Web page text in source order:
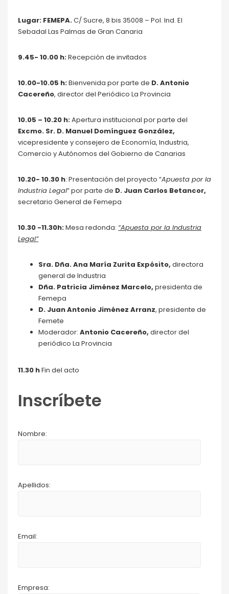
Lugar: FEMEPA.C/ Sucre, 8 bis 35008 – Pol. Ind. El
Sebadal Las Palmas de Gran Canaria
9.45- 10.00 h:Recepción de invitados
10.00-10.05 h:Bienvenida por parte de D. Antonio
Cacereño, director del Periódico La Provincia
10.05 – 10.20 h:Apertura institucional por parte del
Excmo. Sr. D. Manuel Domínguez González,
vicepresidente y consejero de Economía, Industria,
Comercio y Autónomos del Gobierno de Canarias
10.20- 10.30 h: Presentación del proyecto “Apuesta por la
Industria Legal” por parte de D. Juan Carlos Betancor,
secretario General de Femepa
10.30 -11.30h:Mesa redonda: “Apuesta por la Industria
Legal”
Sra. Dña. Ana María Zurita Expósito, directora
general de Industria
Dña. Patricia Jiménez Marcelo, presidenta de
Femepa
D. Juan Antonio Jiménez Arranz, presidente de
Femete
Moderador: Antonio Cacereño, director del
periódico La Provincia
11.30 hFin del acto
Inscríbete
Nombre:
Apellidos:
Email:
Empresa: